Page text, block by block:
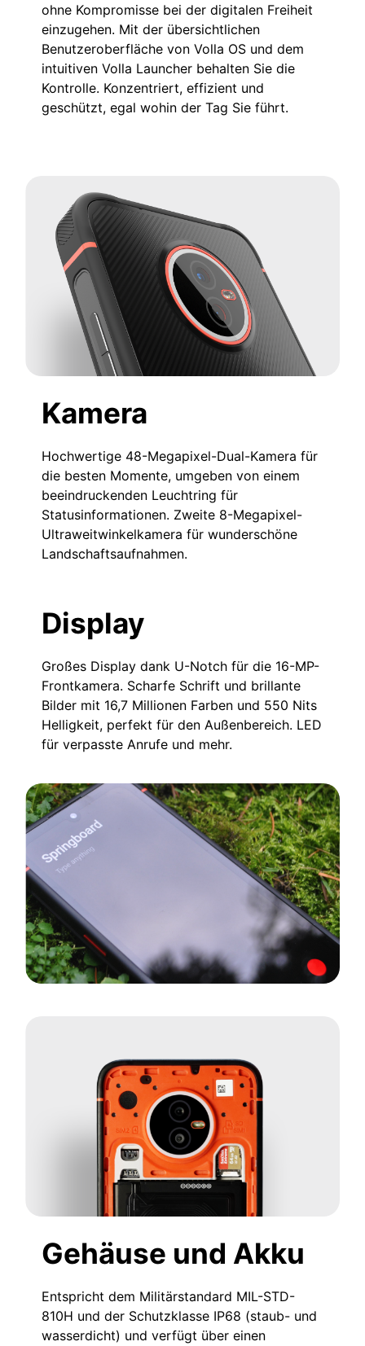
ohne Kompromisse bei der digitalen Freiheit
einzugehen. Mit der übersichtlichen
Benutzeroberfläche von Volla OS und dem
intuitiven Volla Launcher behalten Sie die
Kontrolle. Konzentriert, effizient und
geschützt, egal wohin der Tag Sie führt.
Kamera
Hochwertige 48-Megapixel-Dual-Kamera für
die besten Momente, umgeben von einem
beeindruckenden Leuchtring für
Statusinformationen. Zweite 8-Megapixel-
Ultraweitwinkelkamera für wunderschöne
Landschaftsaufnahmen.
Display
Großes Display dank U-Notch für die 16-MP-
Frontkamera. Scharfe Schrift und brillante
Bilder mit 16,7 Millionen Farben und 550 Nits
Helligkeit, perfekt für den Außenbereich. LED
für verpasste Anrufe und mehr.
Gehäuse und Akku
Entspricht dem Militärstandard MIL-STD-
810H und der Schutzklasse IP68 (staub- und
wasserdicht) und verfügt über einen